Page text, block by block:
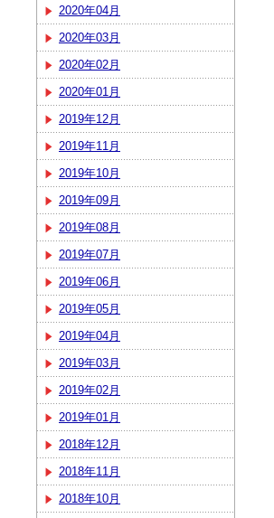
2020年04月
2020年03月
2020年02月
2020年01月
2019年12月
2019年11月
2019年10月
2019年09月
2019年08月
2019年07月
2019年06月
2019年05月
2019年04月
2019年03月
2019年02月
2019年01月
2018年12月
2018年11月
2018年10月